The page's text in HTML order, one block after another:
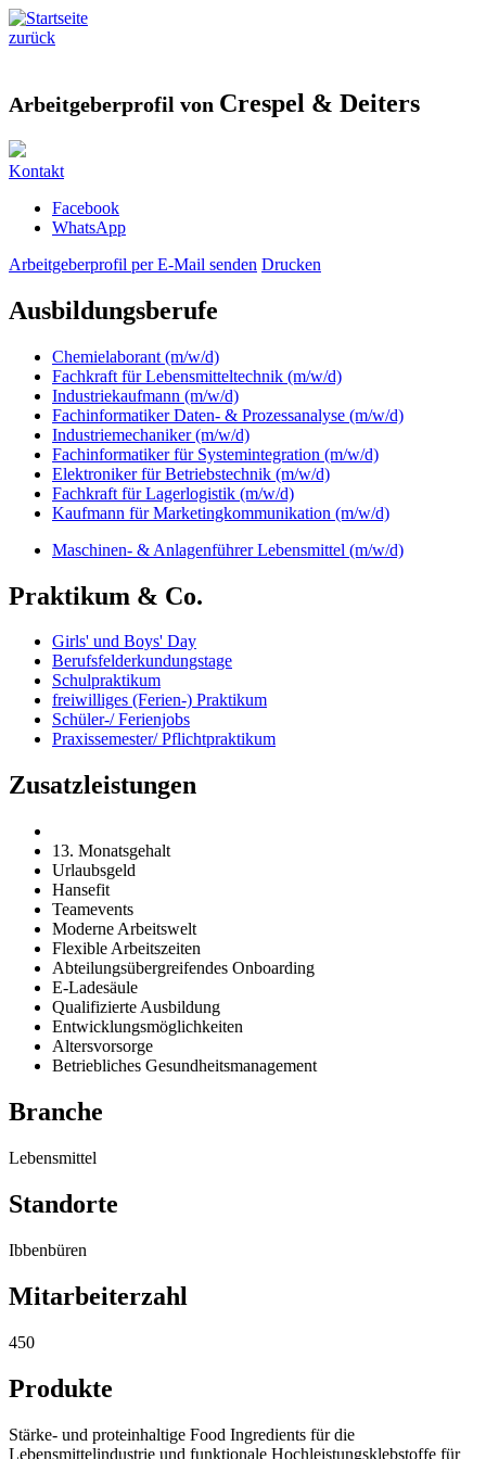
zurück
Arbeitgeberprofil von Crespel & Deiters
Kontakt
Facebook
WhatsApp
Arbeitgeberprofil per E-Mail senden Drucken
Ausbildungsberufe
Chemielaborant (m/w/d)
Fachkraft für Lebensmitteltechnik (m/w/d)
Industriekaufmann (m/w/d)
Fachinformatiker Daten- & Prozessanalyse (m/w/d)
Industriemechaniker (m/w/d)
Fachinformatiker für Systemintegration (m/w/d)
Elektroniker für Betriebstechnik (m/w/d)
Fachkraft für Lagerlogistik (m/w/d)
Kaufmann für Marketingkommunikation (m/w/d)
Maschinen- & Anlagenführer Lebensmittel (m/w/d)
Praktikum & Co.
Girls' und Boys' Day
Berufsfelderkundungstage
Schulpraktikum
freiwilliges (Ferien-) Praktikum
Schüler-/ Ferienjobs
Praxissemester/ Pflichtpraktikum
Zusatzleistungen
13. Monatsgehalt
Urlaubsgeld
Hansefit
Teamevents
Moderne Arbeitswelt
Flexible Arbeitszeiten
Abteilungsübergreifendes Onboarding
E-Ladesäule
Qualifizierte Ausbildung
Entwicklungsmöglichkeiten
Altersvorsorge
Betriebliches Gesundheitsmanagement
Branche
Lebensmittel
Standorte
Ibbenbüren
Mitarbeiterzahl
450
Produkte
Stärke- und proteinhaltige Food Ingredients für die
Lebensmittelindustrie und funktionale Hochleistungsklebstoffe für